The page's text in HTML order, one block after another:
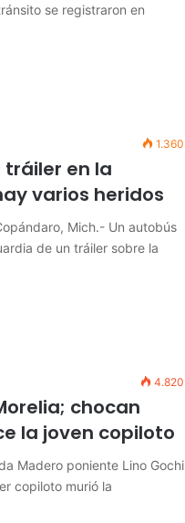
se registraron en
1.360
en la
varios heridos
Mich.- Un autobús
de un tráiler sobre la
4.820
chocan
la joven copiloto
Madero poniente Lino Gochi
copiloto murió la